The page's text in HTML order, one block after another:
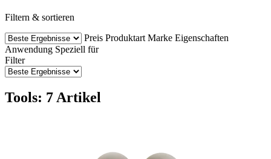
Filtern & sortieren
Preis Produktart Marke Eigenschaften
Anwendung Speziell für
Filter
Tools: 7 Artikel